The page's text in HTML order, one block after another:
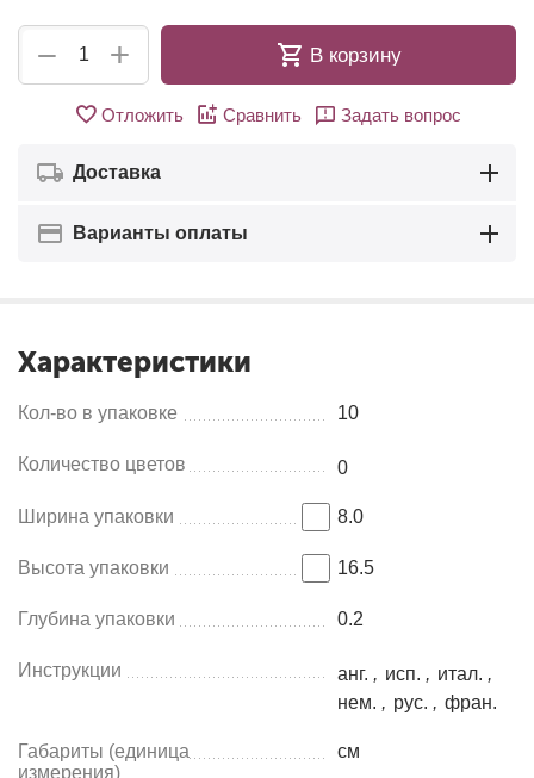
+
− В корзину
Отложить Сравнить Задать вопрос
Доставка
Варианты оплаты
Характеристики
Кол-во в упаковке 10
Количество цветов 0
Ширина упаковки 8.0
Высота упаковки 16.5
Глубина упаковки 0.2
Инструкции анг. , исп. , итал. ,
нем. , рус. , фран.
Габариты (единица
измерения)
см